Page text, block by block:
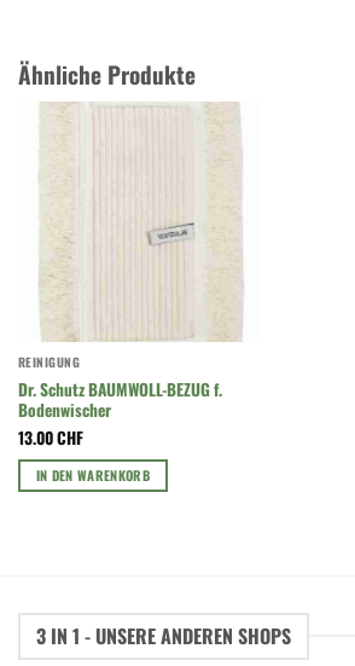
Ähnliche Produkte
REINIGUNG
Dr. Schutz BAUMWOLL-BEZUG f.
Bodenwischer
13.00CHF
IN DEN WARENKORB
3 IN 1 - UNSERE ANDEREN SHOPS